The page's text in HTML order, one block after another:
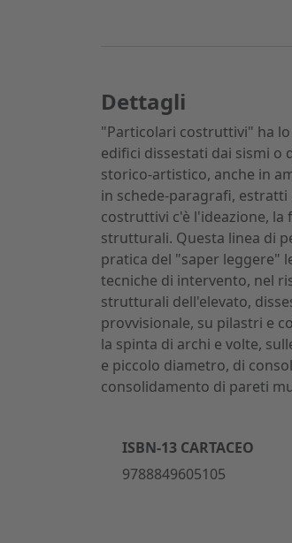
Dettagli
"Particolari costruttivi" ha
edifici dissestati dai sismi o
storico-artistico, anche in
in schede-paragrafi,
costruttivi c'è l'ideazione, la
strutturali. Questa linea di
pratica del "saper leggere"
tecniche di intervento, nel
strutturali dell'elevato,
provvisionale, su pilastri e
la spinta di archi e volte,
e piccolo diametro, di
consolidamento di pareti
ISBN-13 CARTACEO
9788849605105